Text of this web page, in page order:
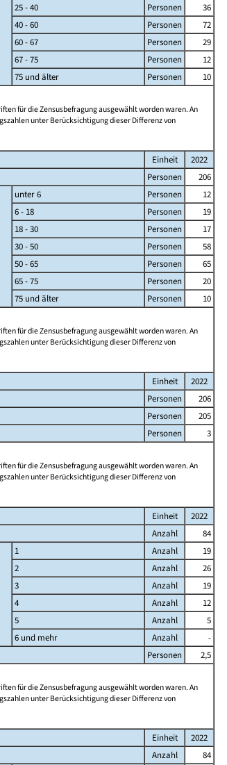
25 - 40
Personen
36
40 - 60
Personen
72
60 - 67
Personen
29
67 - 75
Personen
12
75 und älter
Personen
10
für die Zensusbefragung ausgewählt worden waren. An
unter Berücksichtigung dieser Differenz von
Einheit
2022
Personen
206
unter 6 Personen
12
6 - 18
Personen
19
18 - 30
Personen
17
30 - 50
Personen
58
50 - 65
Personen
65
65 - 75
Personen
20
75 und älter
Personen
10
für die Zensusbefragung ausgewählt worden waren. An
unter Berücksichtigung dieser Differenz von
Einheit
2022
Personen
206
Personen
205
Personen
3
für die Zensusbefragung ausgewählt worden waren. An
unter Berücksichtigung dieser Differenz von
Einheit
2022
Anzahl
84
1 Anzahl
19
2
Anzahl
26
3
Anzahl
19
4
Anzahl
12
5
Anzahl
5
6 und mehr
Anzahl
-
Personen
2,5
für die Zensusbefragung ausgewählt worden waren. An
unter Berücksichtigung dieser Differenz von
Einheit
2022
Anzahl
84